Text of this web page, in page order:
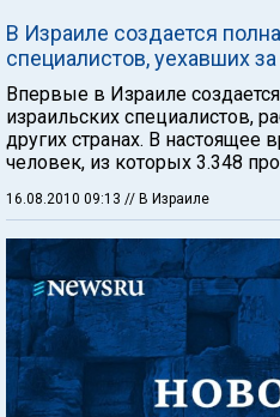
В Израиле создается
специалистов, уехавших за
Впервые в Израиле
израильских специалистов,
других странах. В
человек, из которых 3.348
16.08.2010 09:13 // В Израиле